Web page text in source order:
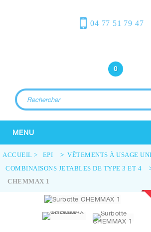
04 77 51 79 47
0
MENU
ACCUEIL > EPI > VÊTEMENTS À USAGE
COMBINAISONS JETABLES DE TYPE 3 ET 4
CHEMMAX 1